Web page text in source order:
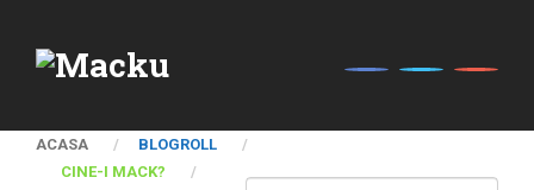
ACASA
BLOGROLL
CINE-I MACK?